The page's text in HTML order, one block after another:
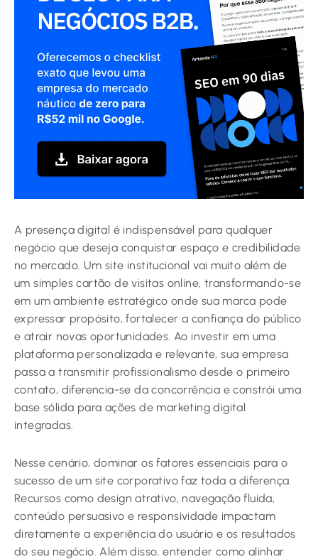
A presença digital é indispensável para qualquer
negócio que deseja conquistar espaço e credibilidade
no mercado. Um site institucional vai muito além de
um simples cartão de visitas online, transformando-se
em um ambiente estratégico onde sua marca pode
expressar propósito, fortalecer a confiança do público
e atrair novas oportunidades. Ao investir em uma
plataforma personalizada e relevante, sua empresa
passa a transmitir profissionalismo desde o primeiro
contato, diferencia-se da concorrência e constrói uma
base sólida para ações de marketing digital
integradas.
Nesse cenário, dominar os fatores essenciais para o
sucesso de um site corporativo faz toda a diferença.
Recursos como design atrativo, navegação fluida,
conteúdo persuasivo e responsividade impactam
diretamente a experiência do usuário e os resultados
do seu negócio. Além disso, entender como alinhar